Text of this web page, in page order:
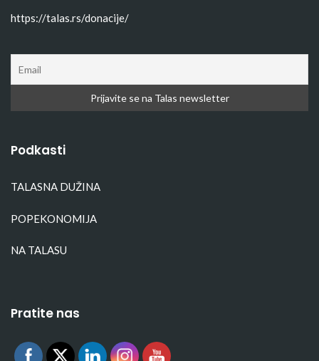
https://talas.rs/donacije/
Podkasti
TALASNA DUŽINA
POPEKONOMIJA
NA TALASU
Pratite nas